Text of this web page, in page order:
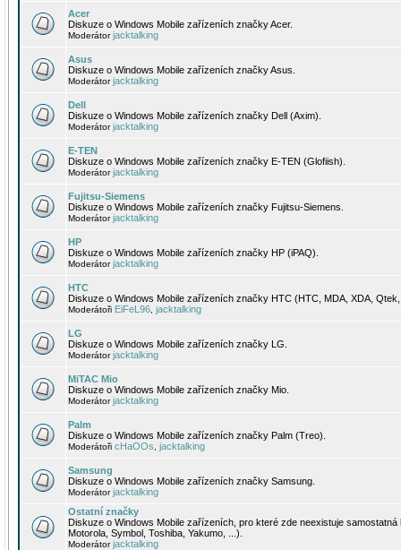
Acer
Diskuze o Windows Mobile zařízeních značky Acer.
Moderátorjacktalking
Asus
Diskuze o Windows Mobile zařízeních značky Asus.
Moderátorjacktalking
Dell
Diskuze o Windows Mobile zařízeních značky Dell (Axim).
Moderátorjacktalking
E-TEN
Diskuze o Windows Mobile zařízeních značky E-TEN (Glofiish).
Moderátorjacktalking
Fujitsu-Siemens
Diskuze o Windows Mobile zařízeních značky Fujitsu-Siemens.
Moderátorjacktalking
HP
Diskuze o Windows Mobile zařízeních značky HP (iPAQ).
Moderátorjacktalking
HTC
Diskuze o Windows Mobile zařízeních značky HTC (HTC, MDA, XDA,
Moderátoři EiFeL96 jacktalking
LG
Diskuze o Windows Mobile zařízeních značky LG.
Moderátorjacktalking
MiTAC Mio
Diskuze o Windows Mobile zařízeních značky Mio.
Moderátorjacktalking
Palm
Diskuze o Windows Mobile zařízeních značky Palm (Treo).
Moderátoři cHaOOs jacktalking
Samsung
Diskuze o Windows Mobile zařízeních značky Samsung.
Moderátorjacktalking
Ostatní značky
Diskuze o Windows Mobile zařízeních, pro které zde neexistuje
Motorola, Symbol, Toshiba, Yakumo, ...).
Moderátorjacktalking